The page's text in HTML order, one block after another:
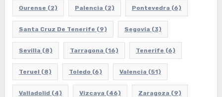
Ourense (2) Palencia (2) Pontevedra (6)
Santa Cruz De Tenerife (9) Segovia (3)
Sevilla (8) Tarragona (16) Tenerife (6)
Teruel (8) Toledo (6) Valencia (51)
Valladolid (4) Vizcaya (46) Zaragoza (9)